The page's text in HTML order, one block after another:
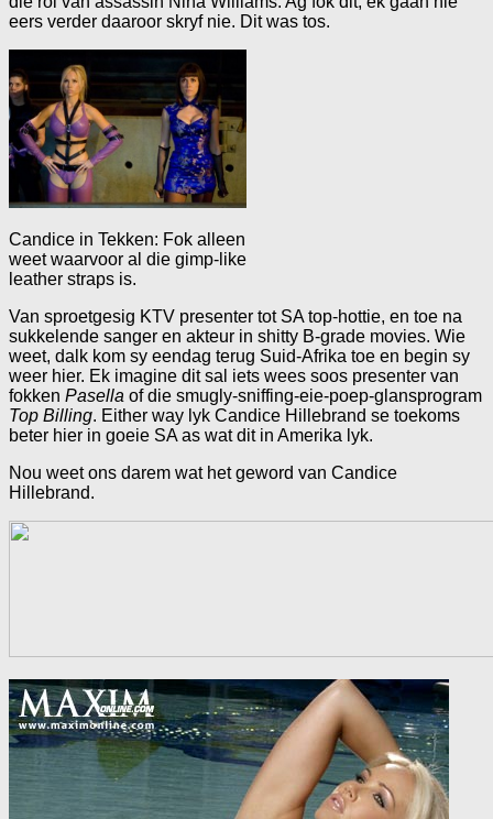
eers verder daaroor skryf nie. Dit was tos.
Candice in Tekken: Fok alleen
weet waarvoor al die gimp-like
leather straps is.
Van sproetgesig KTV presenter tot SA top-hottie, en toe na
sukkelende sanger en akteur in shitty B-grade movies. Wie
weet, dalk kom sy eendag terug Suid-Afrika toe en begin sy
weer hier. Ek imagine dit sal iets wees soos presenter van
fokken Pasella of die smugly-sniffing-eie-poep-glansprogram
Top Billing. Either way lyk Candice Hillebrand se toekoms
beter hier in goeie SA as wat dit in Amerika lyk.
Nou weet ons darem wat het geword van Candice
Hillebrand.